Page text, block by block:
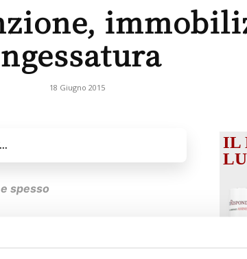
18 Giugno 2015
spesso
IL